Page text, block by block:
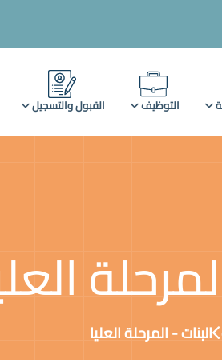
التوظيف القبول والتسجيل
البنات - المرحلة العليا